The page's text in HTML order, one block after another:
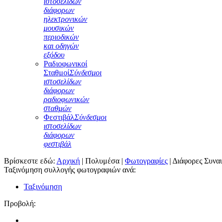
διάφορων
ηλεκτρονικών
μουσικών
περιοδικών
και οδηγών
εξόδου
Ραδιοφωνικοί
ΣταθμοίΣύνδεσμοι
ιστοσελίδων
διάφορων
ραδιοφωνικών
σταθμών
ΦεστιβάλΣύνδεσμοι
ιστοσελίδων
διάφορων
φεστιβάλ
Βρίσκεστε εδώ: Αρχική | Πολυμέσα | Φωτογραφίες | Διάφορες
Ταξινόμηση συλλογής φωτογραφιών ανά:
Ταξινόμηση
Προβολή: